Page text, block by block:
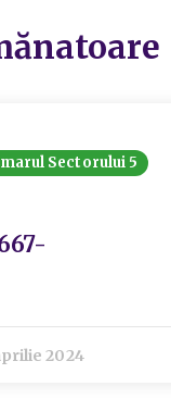
Sectorului 5
2024